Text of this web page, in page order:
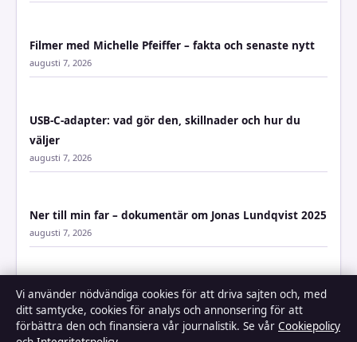
Filmer med Michelle Pfeiffer – fakta och senaste nytt
augusti 7, 2026
USB-C-adapter: vad gör den, skillnader och hur du
väljer
augusti 7, 2026
Ner till min far – dokumentär om Jonas Lundqvist 2025
augusti 7, 2026
Rollistan i Blommor av stål – alla skådespelare
augusti 6, 2026
Vi använder nödvändiga cookies för att driva sajten och, med
ditt samtycke, cookies för analys och annonsering för att
förbättra den och finansiera vår journalistik. Se vår Cookiepolicy